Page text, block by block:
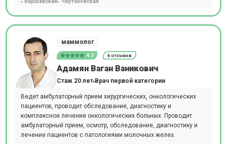
маммолог
4.7 6 отзывов
Адамян Ваган Ваникович
Стаж 20 лет Врач первой категории
Ведет амбулаторный прием хирургических, онкологических
пациентов, проводит обследование, диагностику и
комплексное лечение онкологических больных. Проводит
амбулаторный прием, осмотр, обследование, диагностику и
лечение пациентов с патологиями молочных желез.